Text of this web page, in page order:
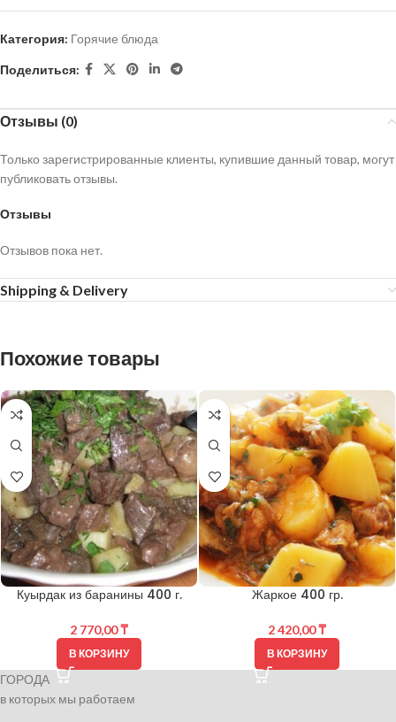
Категория: Горячие блюда
Поделиться:
Отзывы (0)
Отзывы
Отзывов пока нет.
Только зарегистрированные клиенты, купившие данный товар, могут
публиковать отзывы.
Shipping & Delivery
Похожие товары
Куырдак из баранины 400 г.
2 770,00₸
В КОРЗИНУ
Жаркое 400 гр.
2 420,00₸
В КОРЗИНУ
ГОРОДА
в которых мы работаем